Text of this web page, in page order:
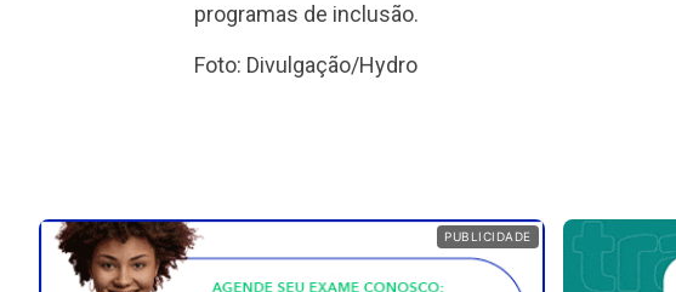
programas de inclusão.
Foto: Divulgação/Hydro
PUBLICIDADE